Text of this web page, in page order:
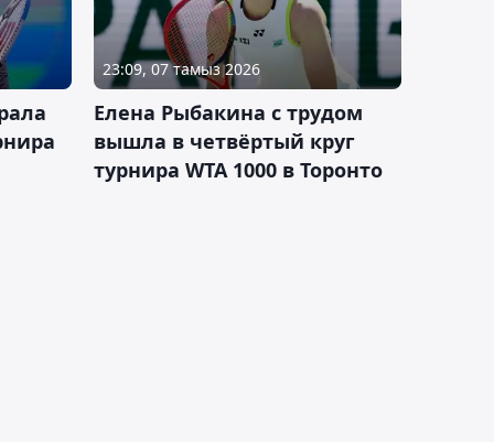
23:09, 07 тамыз 2026
Елена Рыбакина с трудом
вышла в четвёртый круг
турнира WTA 1000 в Торонто